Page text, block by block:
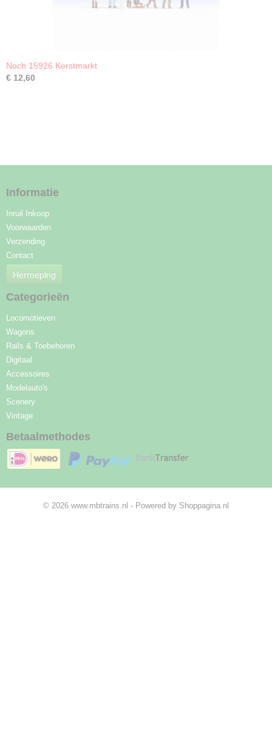
Noch 15926 Kerstmarkt
€ 12,60
Informatie
Inruil Inkoop
Voorwaarden
Verzending
Contact
Herroeping
Categorieën
Locomotieven
Wagons
Rails & Toebehoren
Digitaal
Accessoires
Modelauto's
Scenery
Vintage
Betaalmethodes
© 2026 www.mbtrains.nl - Powered by Shoppagina.nl